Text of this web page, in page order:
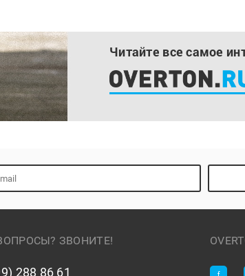
Читайте все самое
ЗВОНИТЕ!
288 86 61